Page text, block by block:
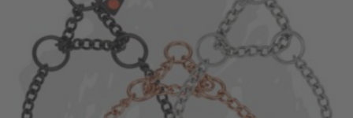
Varianten
Die
Optionen